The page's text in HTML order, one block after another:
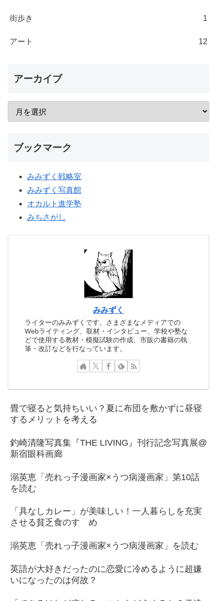
街歩き 1
アート 12
アーカイブ
ブックマーク
みみずく戦略室
みみずく写真館
オカルト進学塾
みちさがし
みみずく
ライターのみみずくです。さまざまなメディアでの
Webライティング、取材・インタビュー、学校や塾な
どで使用する教材・模擬試験の作成、市販の書籍の執
筆・改訂などを行なっています。
畳で寝ると気持ちいい？夏に布団を敷かずに昼寝
するメリットを考える
釣崎清隆写真集『THE LIVING』刊行記念写真展@
新宿眼科画廊
溺英恵「売れっ子漫画家×うつ病漫画家」第10話
を読む
「具なしカレー」が美味しい！一人暮らしを充実
させる貧乏食のすゝめ
溺英恵「売れっ子漫画家×うつ病漫画家」を読む
英語が大好きだったのに恋愛に冷めるように超嫌
いになったのは何故？